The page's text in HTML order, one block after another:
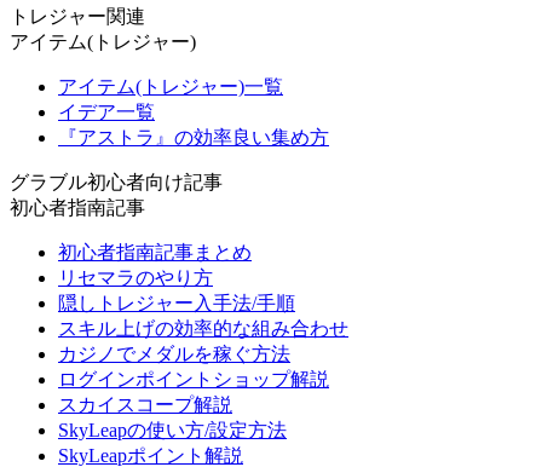
トレジャー関連
アイテム(トレジャー)
アイテム(トレジャー)一覧
イデア一覧
『アストラ』の効率良い集め方
グラブル初心者向け記事
初心者指南記事
初心者指南記事まとめ
リセマラのやり方
隠しトレジャー入手法/手順
スキル上げの効率的な組み合わせ
カジノでメダルを稼ぐ方法
ログインポイントショップ解説
スカイスコープ解説
SkyLeapの使い方/設定方法
SkyLeapポイント解説